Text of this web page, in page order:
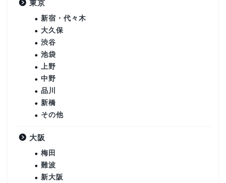
東京
新宿・代々木
大久保
渋谷
池袋
上野
中野
品川
新橋
その他
大阪
梅田
難波
新大阪